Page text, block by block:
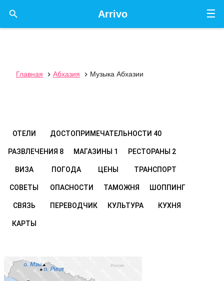
☰
Arrivo

Главная  Абхазия  Музыка Абхазии
ОТЕЛИ ДОСТОПРИМЕЧАТЕЛЬНОСТИ 40
РАЗВЛЕЧЕНИЯ 8 МАГАЗИНЫ 1 РЕСТОРАНЫ 2
ВИЗА ПОГОДА ЦЕНЫ ТРАНСПОРТ
СОВЕТЫ ОПАСНОСТИ ТАМОЖНЯ ШОППИНГ
СВЯЗЬ ПЕРЕВОДЧИК КУЛЬТУРА КУХНЯ
КАРТЫ